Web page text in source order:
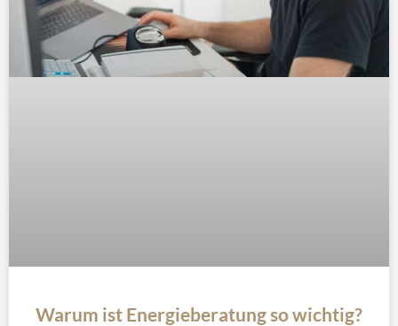
Warum ist Energieberatung so wichtig?